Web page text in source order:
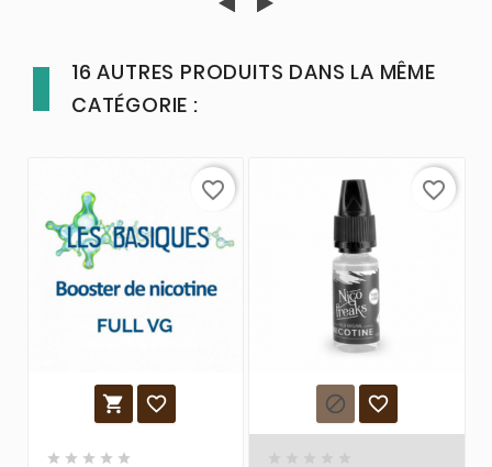
16 AUTRES PRODUITS DANS LA MÊME
CATÉGORIE :
 
    
favorite_border
 
favorite_border